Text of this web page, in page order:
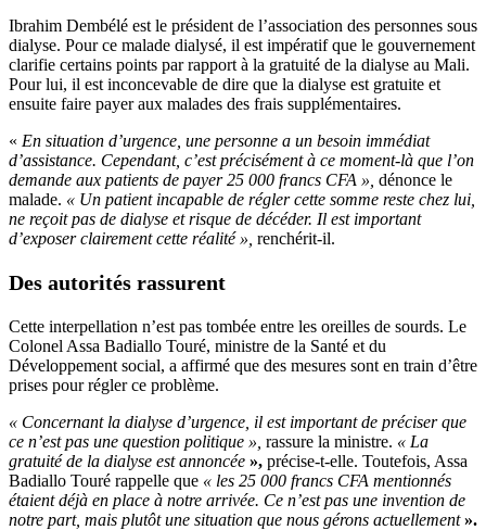
la
dialyse
au
Mali
Ibrahim Dembélé est le président de l’association des personnes sous
dialyse. Pour ce malade dialysé, il est impératif que le gouvernement
clarifie certains points par rapport à la gratuité de la dialyse au Mali.
Pour lui, il est inconcevable de dire que la dialyse est gratuite et
ensuite faire payer aux malades des frais supplémentaires.
« En situation d’urgence, une personne a un besoin immédiat
d’assistance. Cependant, c’est précisément à ce moment-là que l’on
demande aux patients de payer 25 000 francs CFA », dénonce le
malade. « Un patient incapable de régler cette somme reste chez lui,
ne reçoit pas de dialyse et risque de décéder. Il est important
d’exposer clairement cette réalité », renchérit-il.
Des autorités rassurent
Cette interpellation n’est pas tombée entre les oreilles de sourds. Le
Colonel Assa Badiallo Touré, ministre de la Santé et du
Développement social, a affirmé que des mesures sont en train d’être
prises pour régler ce problème.
« Concernant la dialyse d’urgence, il est important de préciser que
ce n’est pas une question politique », rassure la ministre. « La
gratuité de la dialyse est annoncée », précise-t-elle. Toutefois, Assa
Badiallo Touré rappelle que « les 25 000 francs CFA mentionnés
étaient déjà en place à notre arrivée. Ce n’est pas une invention de
notre part, mais plutôt une situation que nous gérons actuellement».